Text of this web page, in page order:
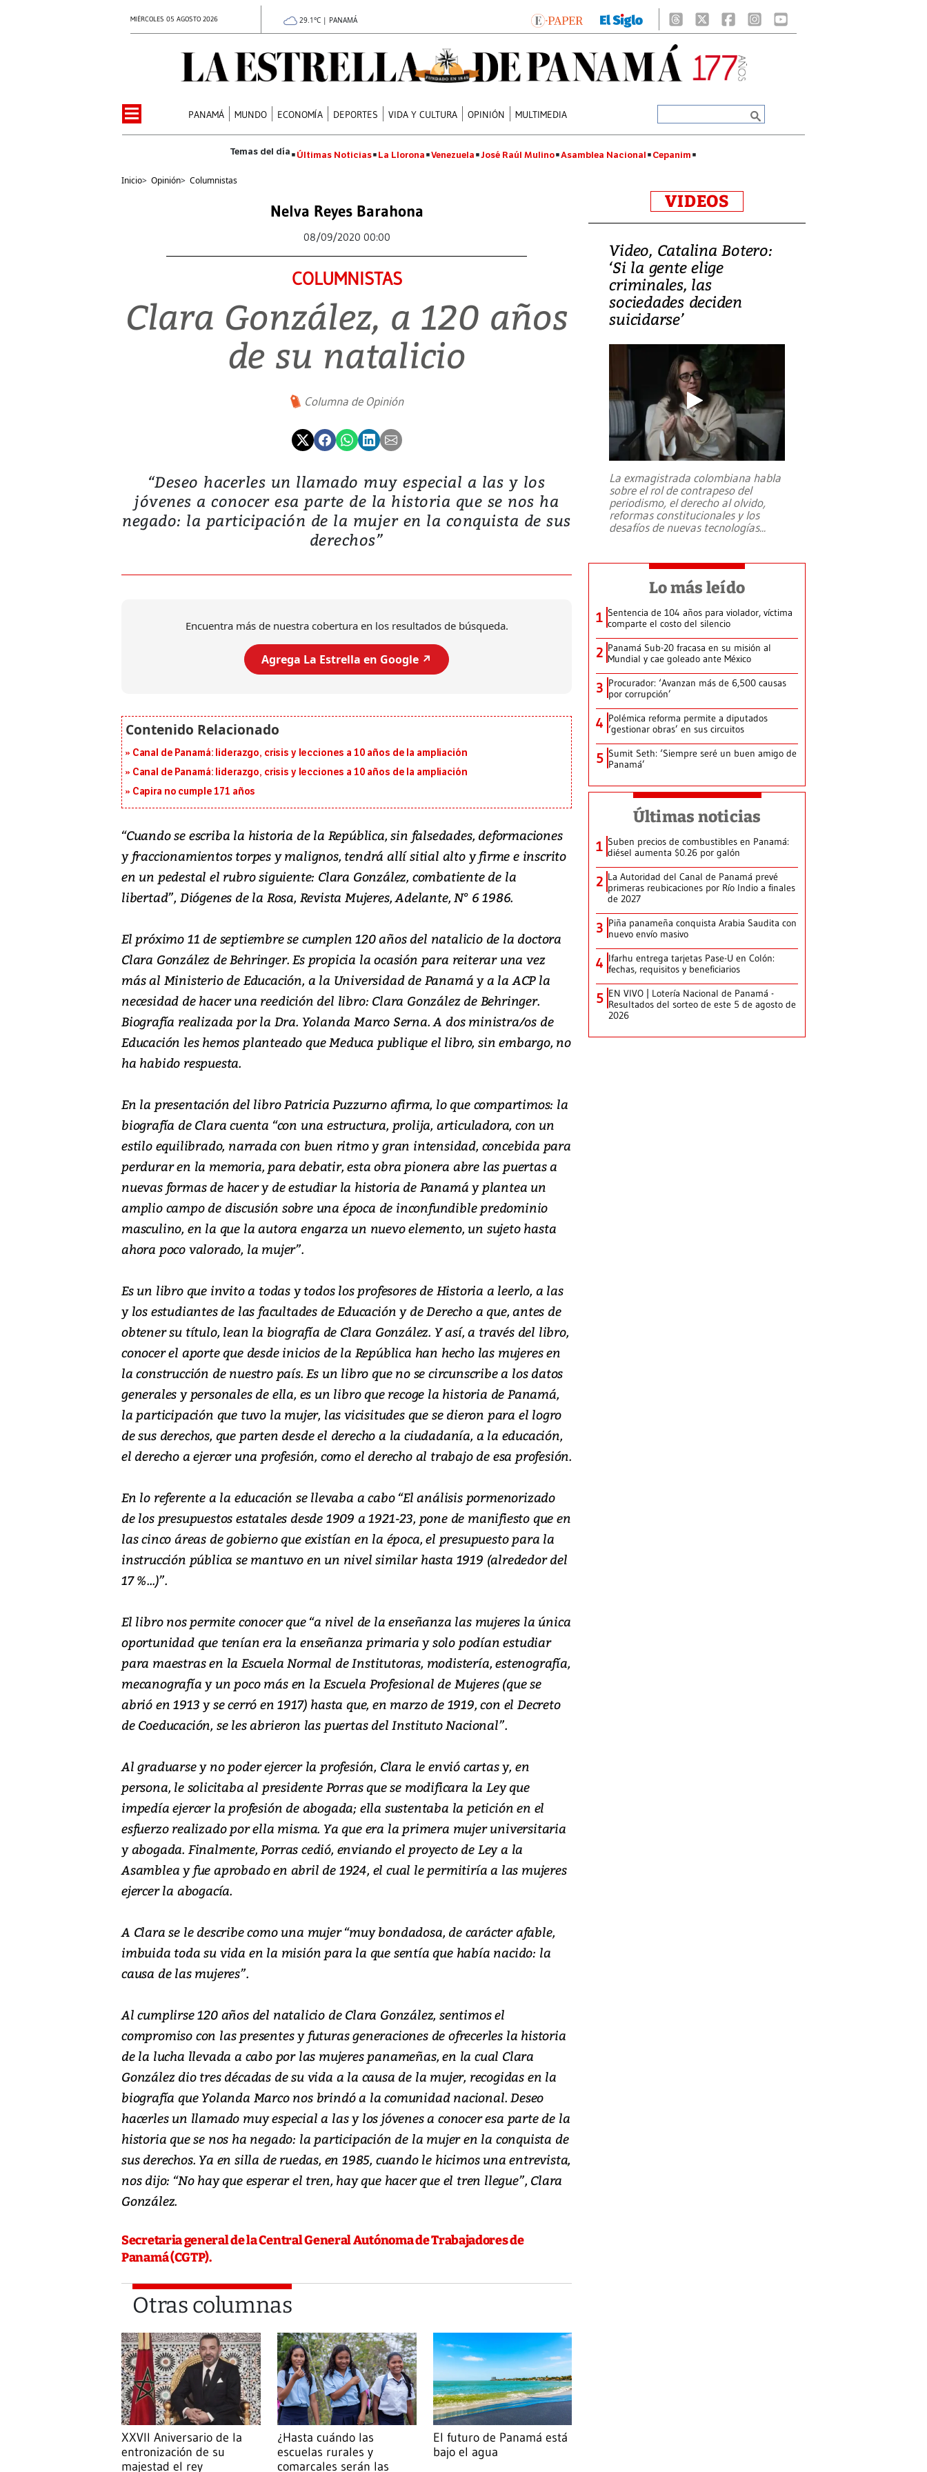
MIÉRCOLES 05 AGOSTO 2026 29.1°C | PANAMÁ
PANAMÁ MUNDO ECONOMÍA DEPORTES VIDA Y CULTURA OPINIÓN MULTIMEDIA
Últimas Noticias La Llorona Venezuela José Raúl Mulino Asamblea Nacional Cepanim
Inicio> Opinión> Columnistas
Nelva Reyes Barahona
08/09/2020 00:00
COLUMNISTAS
Clara González, a 120 años
de su natalicio
Columna de Opinión
“Deseo hacerles un llamado muy especial a las y los
jóvenes a conocer esa parte de la historia que se nos ha
negado: la participación de la mujer en la conquista de sus
derechos”
Encuentra más de nuestra cobertura en los resultados de búsqueda.
Agrega La Estrella en Google ↗️
Canal de Panamá: liderazgo, crisis y lecciones a 10 años de la ampliación
Canal de Panamá: liderazgo, crisis y lecciones a 10 años de la ampliación
Capira no cumple 171 años
“Cuando se escriba la historia de la República, sin falsedades, deformaciones
y fraccionamientos torpes y malignos, tendrá allí sitial alto y firme e inscrito
en un pedestal el rubro siguiente: Clara González, combatiente de la
libertad”, Diógenes de la Rosa, Revista Mujeres, Adelante, N° 6 1986.
El próximo 11 de septiembre se cumplen 120 años del natalicio de la doctora
Clara González de Behringer. Es propicia la ocasión para reiterar una vez
más al Ministerio de Educación, a la Universidad de Panamá y a la ACP la
necesidad de hacer una reedición del libro: Clara González de Behringer.
Biografía realizada por la Dra. Yolanda Marco Serna. A dos ministra/os de
Educación les hemos planteado que Meduca publique el libro, sin embargo, no
ha habido respuesta.
En la presentación del libro Patricia Puzzurno afirma, lo que compartimos: la
biografía de Clara cuenta “con una estructura, prolija, articuladora, con un
estilo equilibrado, narrada con buen ritmo y gran intensidad, concebida para
perdurar en la memoria, para debatir, esta obra pionera abre las puertas a
nuevas formas de hacer y de estudiar la historia de Panamá y plantea un
amplio campo de discusión sobre una época de inconfundible predominio
masculino, en la que la autora engarza un nuevo elemento, un sujeto hasta
ahora poco valorado, la mujer”.
Es un libro que invito a todas y todos los profesores de Historia a leerlo, a las
y los estudiantes de las facultades de Educación y de Derecho a que, antes de
obtener su título, lean la biografía de Clara González. Y así, a través del libro,
conocer el aporte que desde inicios de la República han hecho las mujeres en
la construcción de nuestro país. Es un libro que no se circunscribe a los datos
generales y personales de ella, es un libro que recoge la historia de Panamá,
la participación que tuvo la mujer, las vicisitudes que se dieron para el logro
de sus derechos, que parten desde el derecho a la ciudadanía, a la educación,
el derecho a ejercer una profesión, como el derecho al trabajo de esa profesión.
En lo referente a la educación se llevaba a cabo “El análisis pormenorizado
de los presupuestos estatales desde 1909 a 1921-23, pone de manifiesto que en
las cinco áreas de gobierno que existían en la época, el presupuesto para la
instrucción pública se mantuvo en un nivel similar hasta 1919 (alrededor del
17 %...)”.
El libro nos permite conocer que “a nivel de la enseñanza las mujeres la única
oportunidad que tenían era la enseñanza primaria y solo podían estudiar
para maestras en la Escuela Normal de Institutoras, modistería, estenografía,
mecanografía y un poco más en la Escuela Profesional de Mujeres (que se
abrió en 1913 y se cerró en 1917) hasta que, en marzo de 1919, con el Decreto
de Coeducación, se les abrieron las puertas del Instituto Nacional”.
Al graduarse y no poder ejercer la profesión, Clara le envió cartas y, en
persona, le solicitaba al presidente Porras que se modificara la Ley que
impedía ejercer la profesión de abogada; ella sustentaba la petición en el
esfuerzo realizado por ella misma. Ya que era la primera mujer universitaria
y abogada. Finalmente, Porras cedió, enviando el proyecto de Ley a la
Asamblea y fue aprobado en abril de 1924, el cual le permitiría a las mujeres
ejercer la abogacía.
A Clara se le describe como una mujer “muy bondadosa, de carácter afable,
imbuida toda su vida en la misión para la que sentía que había nacido: la
causa de las mujeres”.
Al cumplirse 120 años del natalicio de Clara González, sentimos el
compromiso con las presentes y futuras generaciones de ofrecerles la historia
de la lucha llevada a cabo por las mujeres panameñas, en la cual Clara
González dio tres décadas de su vida a la causa de la mujer, recogidas en la
biografía que Yolanda Marco nos brindó a la comunidad nacional. Deseo
hacerles un llamado muy especial a las y los jóvenes a conocer esa parte de la
historia que se nos ha negado: la participación de la mujer en la conquista de
sus derechos. Ya en silla de ruedas, en 1985, cuando le hicimos una entrevista,
nos dijo: “No hay que esperar el tren, hay que hacer que el tren llegue”, Clara
González.
Secretaria general de la Central General Autónoma de Trabajadores de
Panamá (CGTP).
Otras columnas
XXVII Aniversario de la
entronización de su
majestad el rey
¿Hasta cuándo las
escuelas rurales y
comarcales serán las
El futuro de Panamá está
bajo el agua
VIDEOS
Video, Catalina Botero:
‘Si la gente elige
criminales, las
sociedades deciden
suicidarse’
La exmagistrada colombiana habla
sobre el rol de contrapeso del
periodismo, el derecho al olvido,
reformas constitucionales y los
desafíos de nuevas tecnologías...
Lo más leído
1 Sentencia de 104 años para violador, víctima
comparte el costo del silencio
2 Panamá Sub-20 fracasa en su misión al
Mundial y cae goleado ante México
3 Procurador: ‘Avanzan más de 6,500 causas
por corrupción’
4 Polémica reforma permite a diputados
‘gestionar obras’ en sus circuitos
5 Sumit Seth: ‘Siempre seré un buen amigo de
Panamá’
Últimas noticias
1 Suben precios de combustibles en Panamá:
diésel aumenta $0.26 por galón
2 La Autoridad del Canal de Panamá prevé
primeras reubicaciones por Río Indio a finales
de 2027
3 Piña panameña conquista Arabia Saudita con
nuevo envío masivo
4 Ifarhu entrega tarjetas Pase-U en Colón:
fechas, requisitos y beneficiarios
5 EN VIVO | Lotería Nacional de Panamá -
Resultados del sorteo de este 5 de agosto de
2026